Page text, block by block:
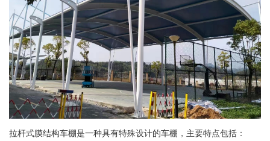
拉杆式膜结构车棚是一种具有特殊设计的车棚，主要特点包括：